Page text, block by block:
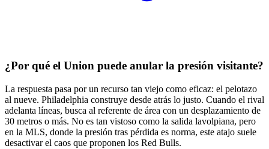
¿Por qué el Union puede anular la presión visitante?
La respuesta pasa por un recurso tan viejo como eficaz: el pelotazo
al nueve. Philadelphia construye desde atrás lo justo. Cuando el rival
adelanta líneas, busca al referente de área con un desplazamiento de
30 metros o más. No es tan vistoso como la salida lavolpiana, pero
en la MLS, donde la presión tras pérdida es norma, este atajo suele
desactivar el caos que proponen los Red Bulls.